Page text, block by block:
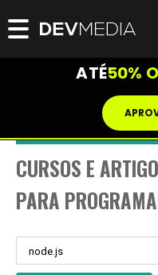
ATÉ50%
CURSOS E
PARA